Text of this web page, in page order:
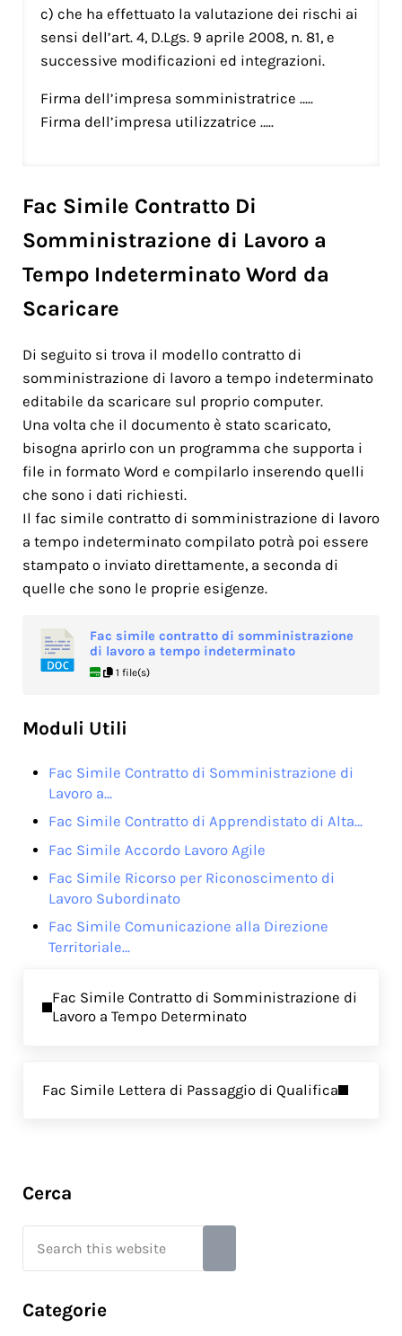
c) che ha effettuato la valutazione dei rischi ai
sensi dell’art. 4, D.Lgs. 9 aprile 2008, n. 81, e
successive modificazioni ed integrazioni.
Firma dell’impresa somministratrice …..
Firma dell’impresa utilizzatrice …..
Fac Simile Contratto Di
Somministrazione di Lavoro a
Tempo Indeterminato Word da
Scaricare
Di seguito si trova il modello contratto di
somministrazione di lavoro a tempo indeterminato
editabile da scaricare sul proprio computer.
Una volta che il documento è stato scaricato,
bisogna aprirlo con un programma che supporta i
file in formato Word e compilarlo inserendo quelli
che sono i dati richiesti.
Il fac simile contratto di somministrazione di lavoro
a tempo indeterminato compilato potrà poi essere
stampato o inviato direttamente, a seconda di
quelle che sono le proprie esigenze.
Fac simile contratto di somministrazione
di lavoro a tempo indeterminato
1 file(s)
Moduli Utili
Fac Simile Contratto di Somministrazione di
Lavoro a…
Fac Simile Contratto di Apprendistato di Alta…
Fac Simile Accordo Lavoro Agile
Fac Simile Ricorso per Riconoscimento di
Lavoro Subordinato
Fac Simile Comunicazione alla Direzione
Territoriale…
Fac Simile Contratto di Somministrazione di
Lavoro a Tempo Determinato
Fac Simile Lettera di Passaggio di Qualifica
Sidebar
Cerca
Categorie